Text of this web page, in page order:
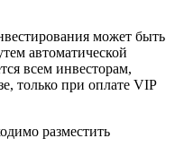
может быть
автоматической
всем инвесторам,
только при оплате VIP
разместить